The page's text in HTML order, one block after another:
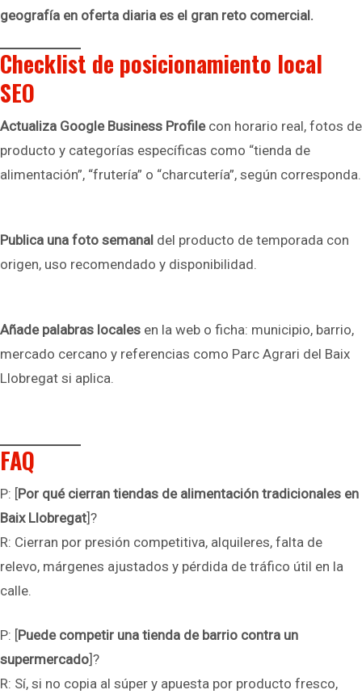
geografía en oferta diaria es el gran reto comercial.
Checklist de posicionamiento local
SEO
Actualiza Google Business Profilecon horario real, fotos de
producto y categorías específicas como “tienda de
alimentación”, “frutería” o “charcutería”, según corresponda.
Publica una foto semanal del producto de temporada con
origen, uso recomendado y disponibilidad.
Añade palabras locales en la web o ficha: municipio, barrio,
mercado cercano y referencias como Parc Agrari del Baix
Llobregat si aplica.
FAQ
P: [Por qué cierran tiendas de alimentación tradicionales en
Baix Llobregat]?
R: Cierran por presión competitiva, alquileres, falta de
relevo, márgenes ajustados y pérdida de tráfico útil en la
calle.
P: [Puede competir una tienda de barrio contra un
supermercado]?
R: Sí, si no copia al súper y apuesta por producto fresco,